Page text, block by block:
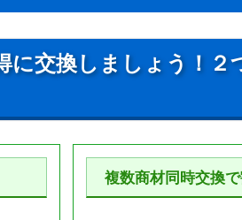
に交換しましょう！２
複数商材同時交換で